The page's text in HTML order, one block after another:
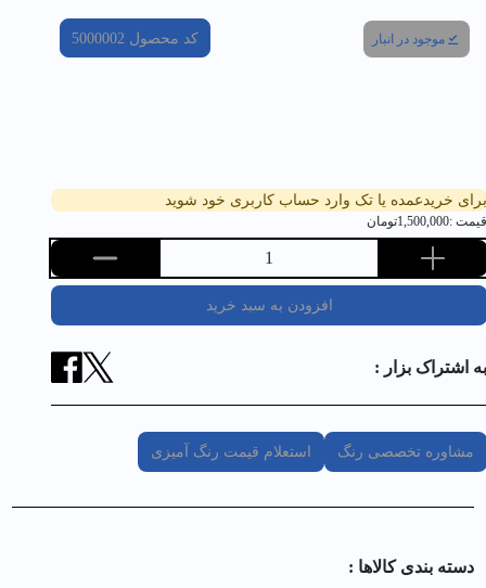
موجود در انبار کد محصول 5000002
برای خریدعمده یا تک وارد حساب کاربری خود شوید
قیمت :1,500,000تومان
1
افزودن به سبد خرید
به اشتراک بزار :
مشاوره تخصصی رنگ استعلام قیمت رنگ آمیزی
دسته بندی کالا‌ها :